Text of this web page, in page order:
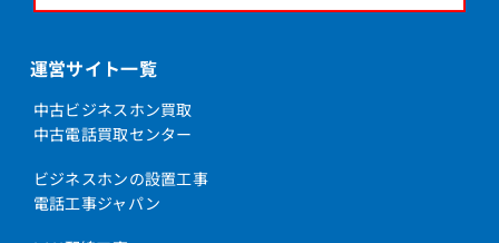
運営サイト一覧
中古ビジネスホン買取
中古電話買取センター
ビジネスホンの設置工事
電話工事ジャパン